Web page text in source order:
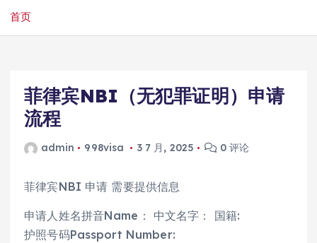
首页
菲律宾NBI（无犯罪证明）申请
流程
admin 998visa 3 7 月, 2025 0 评论
菲律宾NBI 申请 需要提供信息
申请人姓名拼音Name： 中文名字： 国籍:
护照号码Passport Number: